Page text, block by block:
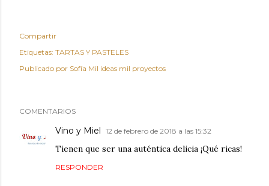
Compartir
Etiquetas: TARTAS Y PASTELES
Publicado por Sofía Mil ideas mil proyectos
COMENTARIOS
Vino y Miel 12 de febrero de 2018 a las 15:32
Tienen que ser una auténtica delicia ¡Qué ricas!
RESPONDER